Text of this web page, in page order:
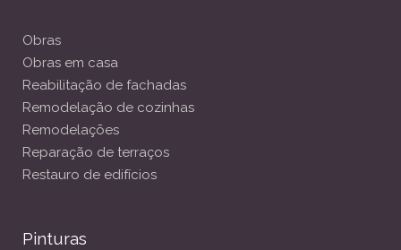
Obras
Obras em casa
Reabilitação de fachadas
Remodelação de cozinhas
Remodelações
Reparação de terraços
Restauro de edifícios
Pinturas